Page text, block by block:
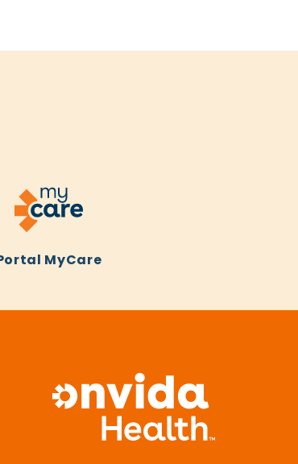
MyCare